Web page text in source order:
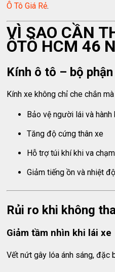
Ô Tô Giá Rẻ.
VÌ SAO CẦN
ÔTÔ HCM 46
Kính ô tô – bộ
Kính xe không chỉ che chắn mà
Bảo vệ người lái và hành
Tăng độ cứng thân xe
Hỗ trợ túi khí khi va chạm
Giảm tiếng ồn và nhiệt
Rủi ro khi không
Giảm tầm nhìn khi lái xe
Vết nứt gây lóa ánh sáng, đặc